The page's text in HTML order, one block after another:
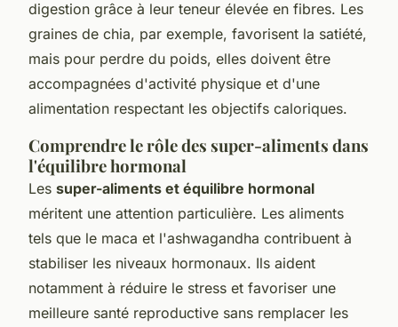
digestion grâce à leur teneur élevée en fibres. Les
graines de chia, par exemple, favorisent la satiété,
mais pour perdre du poids, elles doivent être
accompagnées d'activité physique et d'une
alimentation respectant les objectifs caloriques.
Comprendre le rôle des super-aliments dans
l'équilibre hormonal
Les super-aliments et équilibre hormonal
méritent une attention particulière. Les aliments
tels que le maca et l'ashwagandha contribuent à
stabiliser les niveaux hormonaux. Ils aident
notamment à réduire le stress et favoriser une
meilleure santé reproductive sans remplacer les